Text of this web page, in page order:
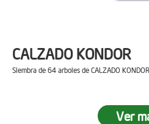
CALZADO KONDOR
Siembra de 64 arboles de CALZADO
Ver